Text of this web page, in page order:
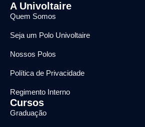
A Univoltaire
Quem Somos
Seja um Polo Univoltaire
Nossos Polos
Política de Privacidade
Regimento Interno
Cursos
Graduação